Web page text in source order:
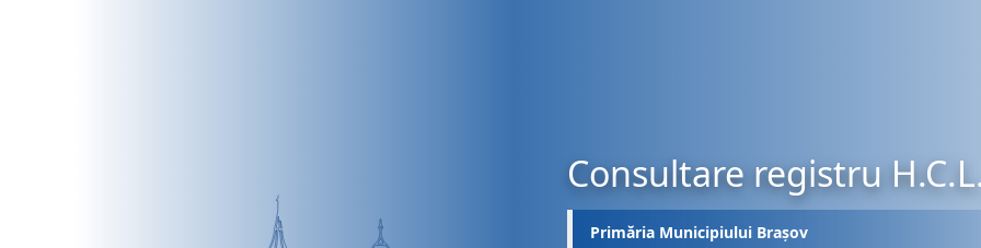
Consultare registru
Primăria Municipiului Brașov